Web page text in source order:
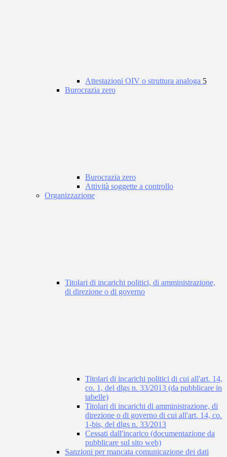
Attestazioni OIV o struttura analoga 5
Burocrazia zero
Burocrazia zero
Attività soggette a controllo
Organizzazione
Titolari di incarichi politici, di amministrazione,
di direzione o di governo
Titolari di incarichi politici di cui all'art. 14,
co. 1, del dlgs n. 33/2013 (da pubblicare in
tabelle)
Titolari di incarichi di amministrazione, di
direzione o di governo di cui all'art. 14, co.
1-bis, del dlgs n. 33/2013
Cessati dall'incarico (documentazione da
pubblicare sul sito web)
Sanzioni per mancata comunicazione dei dati